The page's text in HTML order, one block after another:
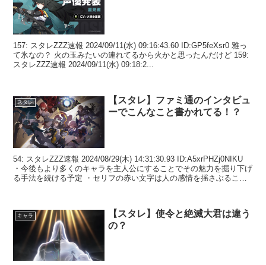
157: スタレZZZ速報 2024/09/11(水) 09:16:43.60 ID:GP5feXsr0 雅っ
て氷なの？ 火の玉みたいの連れてるから火かと思ったんだけど 159:
スタレZZZ速報 2024/09/11(水) 09:18:2...
スタレ
【スタレ】ファミ通のインタビュ
ーでこんなこと書かれてる！？
54: スタレZZZ速報 2024/08/29(木) 14:31:30.93 ID:A5xrPHZj0NIKU
・今後もより多くのキャラを主人公にすることでその魅力を掘り下げ
る手法を続ける予定 ・セリフの赤い文字は人の感情を揺さぶること
キャラ
【スタレ】使令と絶滅大君は違う
の？